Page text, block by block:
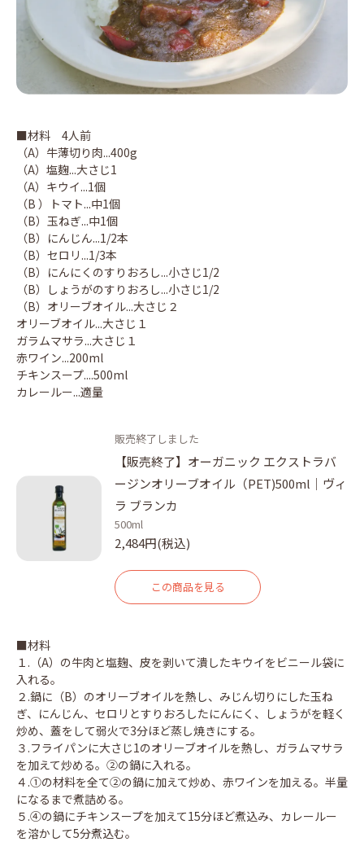
■材料 4人前
（A）牛薄切り肉...400g
（A）塩麹...大さじ1
（A）キウイ...1個
（B ）トマト...中1個
（B）玉ねぎ...中1個
（B）にんじん...1/2本
（B）セロリ...1/3本
（B）にんにくのすりおろし...小さじ1/2
（B）しょうがのすりおろし...小さじ1/2
（B）オリーブオイル...大さじ２
オリーブオイル...大さじ１
ガラムマサラ...大さじ１
赤ワイン...200ml
チキンスープ....500ml
カレールー...適量
販売終了しました
【販売終了】オーガニック エクストラバ
ージンオリーブオイル（PET)500ml｜ヴィ
ラ ブランカ
500ml
2,484円(税込)
この商品を見る
■材料
１.（A）の牛肉と塩麹、皮を剥いて潰したキウイをビニール袋に
入れる。
２.鍋に（B）のオリーブオイルを熱し、みじん切りにした玉ね
ぎ、にんじん、セロリとすりおろしたにんにく、しょうがを軽く
炒め、蓋をして弱火で3分ほど蒸し焼きにする。
３.フライパンに大さじ1のオリーブオイルを熱し、ガラムマサラ
を加えて炒める。②の鍋に入れる。
４.①の材料を全て②の鍋に加えて炒め、赤ワインを加える。半量
になるまで煮詰める。
５.④の鍋にチキンスープを加えて15分ほど煮込み、カレールー
を溶かして5分煮込む。